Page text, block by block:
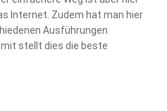
Internet. Zudem hat man hier
Ausführungen
stellt dies die beste